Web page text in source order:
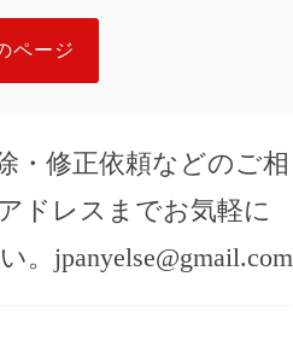
ページ
・修正依頼などのご相
ドレスまでお気軽に
。 jpanyelse@gmail.com